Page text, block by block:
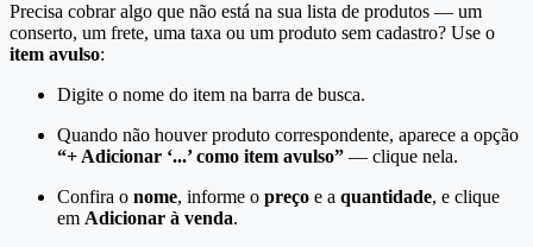
Precisa cobrar algo que não está na sua lista de produtos — um
conserto, um frete, uma taxa ou um produto sem cadastro? Use o
item avulso:
Digite o nome do item na barra de busca.
Quando não houver produto correspondente, aparece a opção
“+ Adicionar ‘...’ como item avulso” — clique nela.
Confira o nome, informe o preço e a quantidade, e clique
em Adicionar à venda.